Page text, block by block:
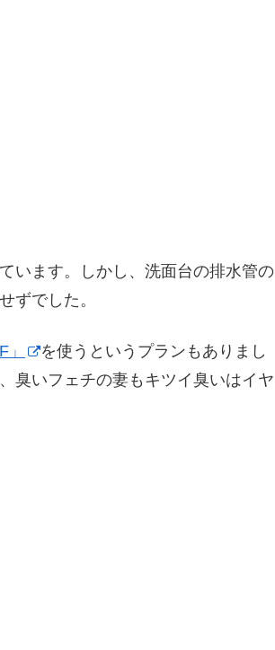
います。しかし、洗面台の排水管の
ずでした。
を使うというプランもありまし
臭いフェチの妻もキツイ臭いはイヤ